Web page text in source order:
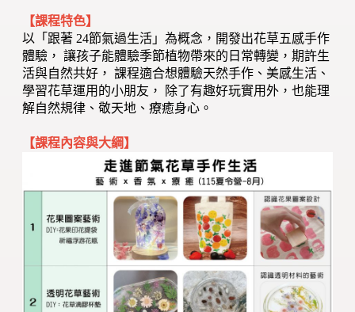
【課程特色】
以「跟著 24節氣過生活」為概念，開發出花草五感手作
體驗， 讓孩子能體驗季節植物帶來的日常轉變，期許生
活與自然共好， 課程適合想體驗天然手作、美感生活、
學習花草運用的小朋友， 除了有趣好玩實用外，也能理
解自然規律、敬天地、療癒身心。
【課程內容與大綱】